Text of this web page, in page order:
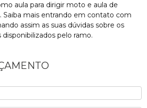
aula para dirigir moto e aula de
Saiba mais entrando em contato com
assim as suas dúvidas sobre os
pelo ramo.